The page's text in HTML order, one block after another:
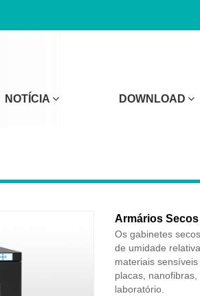
NOTÍCIA DOWNLOAD
Armários
Os gabinetes
de umidade
materiais
placas,
laboratório.